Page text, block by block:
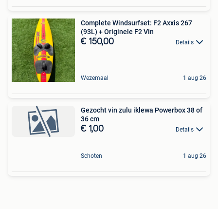
Complete Windsurfset: F2 Axxis 267
(93L) + Originele F2 Vin
€ 150,00 Details
Wezemaal 1 aug 26
Gezocht vin zulu iklewa Powerbox 38 of
36 cm
€ 1,00 Details
Schoten 1 aug 26